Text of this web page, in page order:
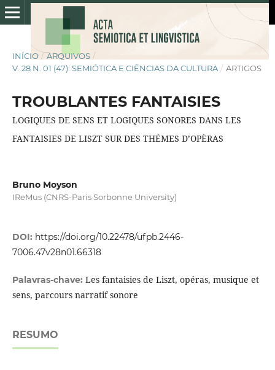
INÍCIO / ARQUIVOS /
V. 28 N. 01 (47): SEMIÓTICA E CIÊNCIAS DA CULTURA / ARTIGOS
TROUBLANTES FANTAISIES
LOGIQUES DE SENS ET LOGIQUES SONORES DANS LES
FANTAISIES DE LISZT SUR DES THÉMES D’OPÈRAS
Bruno Moyson
IReMus (CNRS-Paris Sorbonne University)
DOI: https://doi.org/10.22478/ufpb.2446-
7006.47v28n01.66318
Palavras-chave: Les fantaisies de Liszt, opéras, musique et
sens, parcours narratif sonore
RESUMO